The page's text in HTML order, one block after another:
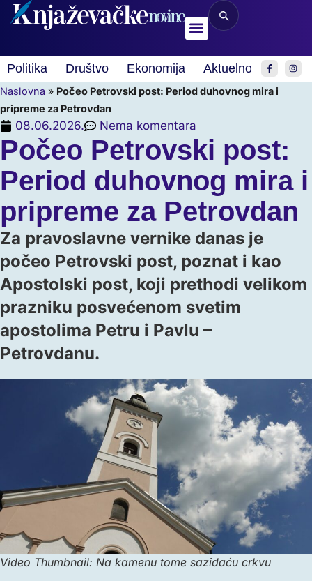
Politika Društvo Ekonomija Aktuelnosti Sport
Naslovna » Počeo Petrovski post: Period duhovnog mira i
pripreme za Petrovdan
08.06.2026. Nema komentara
Počeo Petrovski post:
Period duhovnog mira i
pripreme za Petrovdan
Za pravoslavne vernike danas je
počeo Petrovski post, poznat i kao
Apostolski post, koji prethodi velikom
prazniku posvećenom svetim
apostolima Petru i Pavlu –
Petrovdanu.
Video Thumbnail: Na kamenu tome sazidaću crkvu